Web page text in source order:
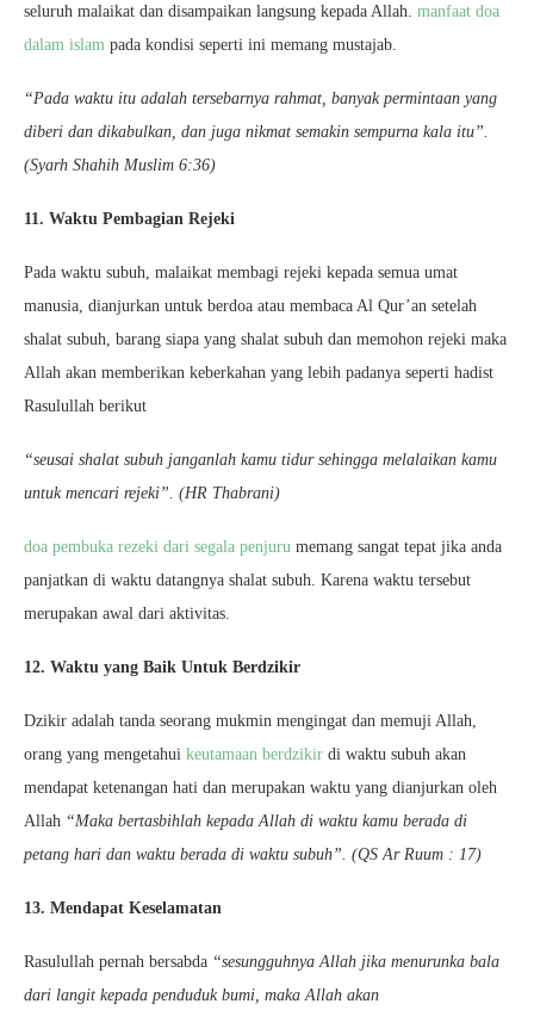
seluruh malaikat dan disampaikan langsung kepada Allah. manfaat doa
dalam islam pada kondisi seperti ini memang mustajab.
“Pada waktu itu adalah tersebarnya rahmat, banyak permintaan yang
diberi dan dikabulkan, dan juga nikmat semakin sempurna kala itu”.
(Syarh Shahih Muslim 6:36)
11. Waktu Pembagian Rejeki
Pada waktu subuh, malaikat membagi rejeki kepada semua umat
manusia, dianjurkan untuk berdoa atau membaca Al Qur’an setelah
shalat subuh, barang siapa yang shalat subuh dan memohon rejeki maka
Allah akan memberikan keberkahan yang lebih padanya seperti hadist
Rasulullah berikut
“seusai shalat subuh janganlah kamu tidur sehingga melalaikan kamu
untuk mencari rejeki”. (HR Thabrani)
doa pembuka rezeki dari segala penjuru memang sangat tepat jika anda
panjatkan di waktu datangnya shalat subuh. Karena waktu tersebut
merupakan awal dari aktivitas.
12. Waktu yang Baik Untuk Berdzikir
Dzikir adalah tanda seorang mukmin mengingat dan memuji Allah,
orang yang mengetahui keutamaan berdzikir di waktu subuh akan
mendapat ketenangan hati dan merupakan waktu yang dianjurkan oleh
Allah “Maka bertasbihlah kepada Allah di waktu kamu berada di
petang hari dan waktu berada di waktu subuh”. (QS Ar Ruum : 17)
13. Mendapat Keselamatan
Rasulullah pernah bersabda “sesungguhnya Allah jika menurunka bala
dari langit kepada penduduk bumi, maka Allah akan